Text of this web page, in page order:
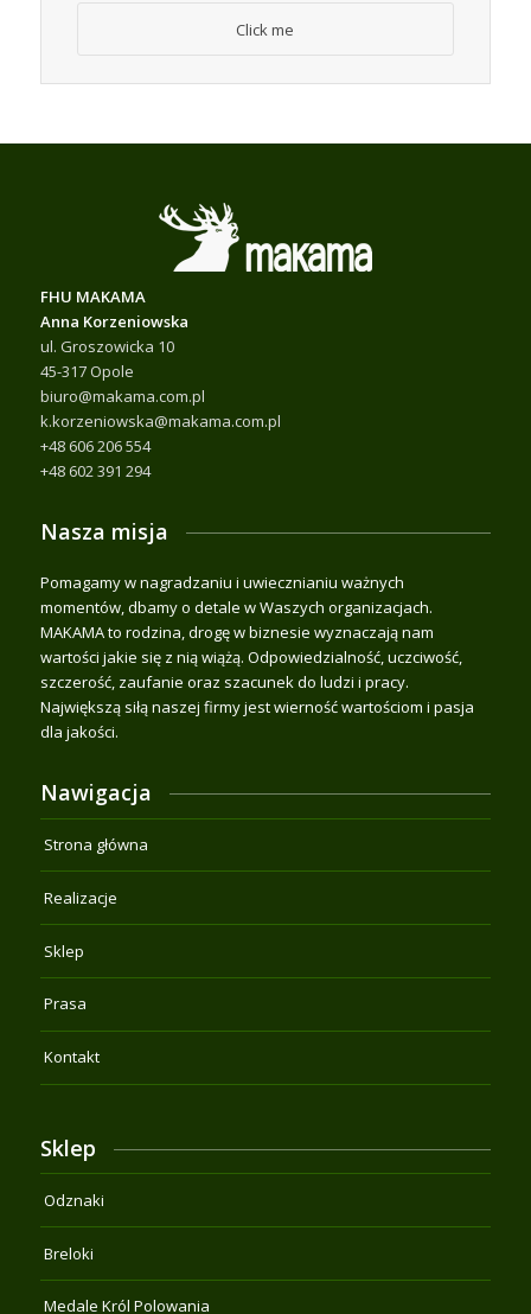
Click me
FHU MAKAMA
Anna Korzeniowska
ul. Groszowicka 10
45-317 Opole
biuro@makama.com.pl
k.korzeniowska@makama.com.pl
+48 606 206 554
+48 602 391 294
Nasza misja
Pomagamy w nagradzaniu i uwiecznianiu ważnych
momentów, dbamy o detale w Waszych organizacjach.
MAKAMA to rodzina, drogę w biznesie wyznaczają nam
wartości jakie się z nią wiążą. Odpowiedzialność, uczciwość,
szczerość, zaufanie oraz szacunek do ludzi i pracy.
Największą siłą naszej firmy jest wierność wartościom i pasja
dla jakości.
Nawigacja
Strona główna
Realizacje
Sklep
Prasa
Kontakt
Sklep
Odznaki
Breloki
Medale Król Polowania